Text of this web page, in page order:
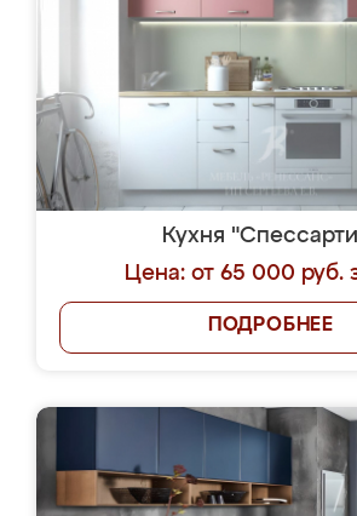
Кухня
Цена: от 65 000 руб.
ПОДРОБНЕЕ